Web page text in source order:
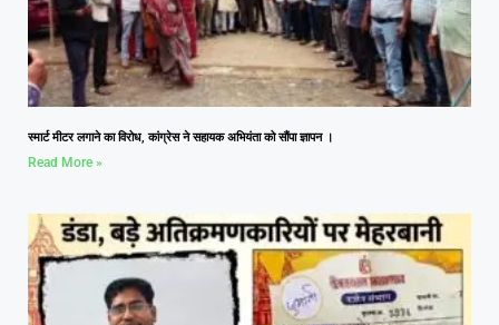
स्मार्ट मीटर लगाने का विरोध, कांग्रेस ने सहायक अभियंता को सौंपा ज्ञापन ।
Read More »